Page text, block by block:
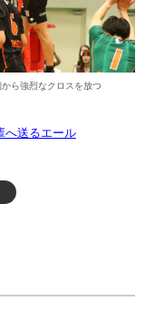
ら強烈なクロスを放つ
へ送るエール